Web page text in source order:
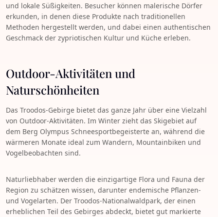
und lokale Süßigkeiten. Besucher können malerische Dörfer
erkunden, in denen diese Produkte nach traditionellen
Methoden hergestellt werden, und dabei einen authentischen
Geschmack der zypriotischen Kultur und Küche erleben.
Outdoor-Aktivitäten und
Naturschönheiten
Das Troodos-Gebirge bietet das ganze Jahr über eine Vielzahl
von Outdoor-Aktivitäten. Im Winter zieht das Skigebiet auf
dem Berg Olympus Schneesportbegeisterte an, während die
wärmeren Monate ideal zum Wandern, Mountainbiken und
Vogelbeobachten sind.
Naturliebhaber werden die einzigartige Flora und Fauna der
Region zu schätzen wissen, darunter endemische Pflanzen-
und Vogelarten. Der Troodos-Nationalwaldpark, der einen
erheblichen Teil des Gebirges abdeckt, bietet gut markierte